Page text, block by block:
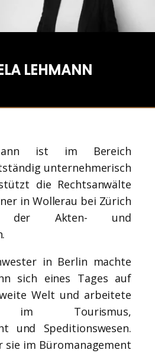
LEHMANN
ist im Bereich
unternehmerisch
die Rechtsanwälte
in Wollerau bei Zürich
der Akten- und
in Berlin machte
sich eines Tages auf
Welt und arbeitete
im Tourismus,
und Speditionswesen.
sie im Büromanagement